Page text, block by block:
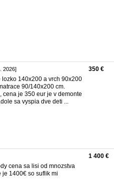
2026]
lozko 140x200 a vrch 90x200
90/140x200 cm.
cena je 350 eur je v demonte
sa vyspia dve deti ...
350 €
cena sa lisi od mnozstva
je 1400€ so suflik mi
1 400 €